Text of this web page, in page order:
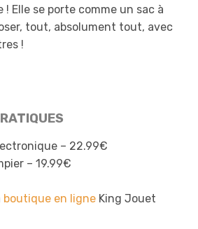
Elle se porte comme un sac à
tout, absolument tout, avec
!
– 22.99€
– 19.99€
boutique en ligneKing Jouet